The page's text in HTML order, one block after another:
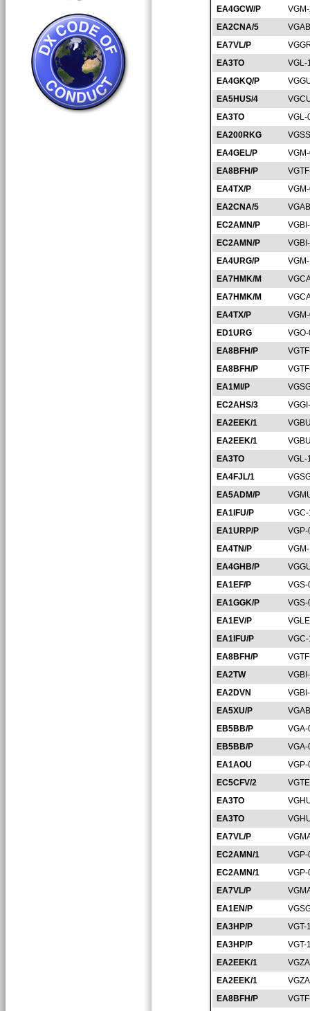
EA4GCW/P
EA2CNA/5
EA7VL/P
EA3TO
VGL-
EA4GKQ/P
EA5HUS/4
EA3TO
VGL-
EA200RKG
EA4GEL/P
EA8BFH/P
EA4TX/P
EA2CNA/5
EC2AMN/P
EC2AMN/P
EA4URG/P
EA7HMK/M
EA7HMK/M
EA4TX/P
ED1URG
EA8BFH/P
EA8BFH/P
EA1MI/P
EC2AHS/3
EA2EEK/1
EA2EEK/1
EA3TO
VGL-
EA4FJL/1
EA5ADM/P
EA1IFU/P
EA1URP/P
EA4TN/P
EA4GHB/P
EA1EF/P
EA1GGK/P
EA1EV/P
EA1IFU/P
EA8BFH/P
EA2TW
EA2DVN
EA5XU/P
EB5BB/P
EB5BB/P
EA1AOU
EC5CFV/2
EA3TO
EA3TO
EA7VL/P
EC2AMN/1
EC2AMN/1
EA7VL/P
EA1EN/P
EA3HP/P
VGT-
EA3HP/P
VGT-
EA2EEK/1
EA2EEK/1
EA8BFH/P